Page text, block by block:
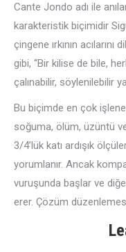
Cante Jondo adı ile
karakteristik biçimidir
çingene ırkının
gibi, “Bir kilise de bile,
çalınabilir, söylenilebilir
Bu biçimde en çok
soğuma, ölüm, üzüntü ve
3/4’lük katı ardışık
yorumlanır. Ancak
vuruşunda başlar ve
erer. Çözüm